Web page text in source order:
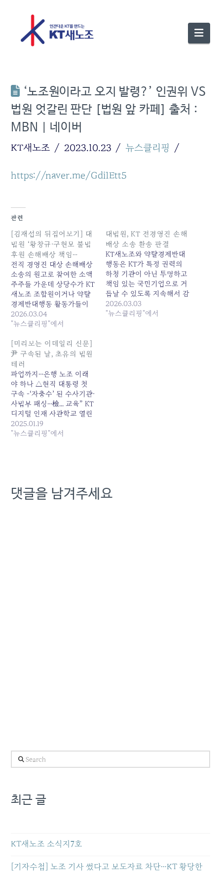
‘노조원이라고 오지 발령?’ 인권위 VS
법원 엇갈린 판단 [법원 앞 카페] 출처 :
MBN | 네이버
KT새노조 2023.10.23 뉴스클리핑
https://naver.me/Gdi1Ett5
관련
[김재섭의 뒤집어보기] 대
법원 ‘황창규·구현모 불법
후원 손해배상 책임…
전직 경영진 대상 손해배상
소송의 원고로 참여한 소액
주주들 가운데 상당수가 KT
새노조 조합원이거나 약탈
경제반대행동 활동가들이
다. 이들이 이번 성과(대법
원 결정)를 앞으로 어떤 용
라고... 원본 기사: [김재섭의
뒤집어보기] 대법원 '황창규
·구현모 불법후원 손해배상
책임... 발행일: 2026-03-04
07:00:00
2026.03.04
"뉴스클리핑"에서
대법원, KT 전경영진 손해
배상 소송 환송 판결
KT새노조와 약탈경제반대
행동은 KT가 특정 권력의
하청 기관이 아닌 투명하고
책임 있는 국민기업으로 거
듭날 수 있도록 지속해서 감
시하고 목소리를 낼 방침이
라고 밝혔다. 원본 기사: 대
2026.03.03
"뉴스클리핑"에서
[미리보는 이데일리 신문]
尹 구속된 날, 초유의 법원
테러
파업까지…은행 노조 이래
야 하나 △현직 대통령 첫
구속 -‘자충수’ 된 수사기관·
사법부 패싱…檢... 교육” KT
디지털 인재 사관학교 열린
다 -보람상조리더스 공동대
표에 김기태 -SKT 파트너사
2025.01.19
"뉴스클리핑"에서
댓글을 남겨주세요
Search
최근 글
KT새노조 소식지7호
[기자수첩] 노조 기사 썼다고 보도자료 차단…KT 황당한